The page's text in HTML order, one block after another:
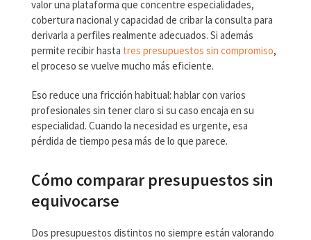
valor una plataforma que concentre especialidades,
cobertura nacional y capacidad de cribar la consulta para
derivarla a perfiles realmente adecuados. Si además
permite recibir hasta tres presupuestos sin compromiso,
el proceso se vuelve mucho más eficiente.
Eso reduce una fricción habitual: hablar con varios
profesionales sin tener claro si su caso encaja en su
especialidad. Cuando la necesidad es urgente, esa
pérdida de tiempo pesa más de lo que parece.
Cómo comparar presupuestos sin
equivocarse
Dos presupuestos distintos no siempre están valorando